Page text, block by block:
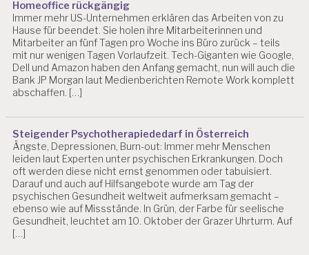
Homeoffice rückgängig
Immer mehr US-Unternehmen erklären das Arbeiten von zu
Hause für beendet. Sie holen ihre Mitarbeiterinnen und
Mitarbeiter an fünf Tagen pro Woche ins Büro zurück – teils
mit nur wenigen Tagen Vorlaufzeit. Tech-Giganten wie Google,
Dell und Amazon haben den Anfang gemacht, nun will auch die
Bank JP Morgan laut Medienberichten Remote Work komplett
abschaffen. […]
Steigender Psychotherapiededarf in Österreich
Ängste, Depressionen, Burn-out: Immer mehr Menschen
leiden laut Experten unter psychischen Erkrankungen. Doch
oft werden diese nicht ernst genommen oder tabuisiert.
Darauf und auch auf Hilfsangebote wurde am Tag der
psychischen Gesundheit weltweit aufmerksam gemacht –
ebenso wie auf Missstände. In Grün, der Farbe für seelische
Gesundheit, leuchtet am 10. Oktober der Grazer Uhrturm. Auf
[…]